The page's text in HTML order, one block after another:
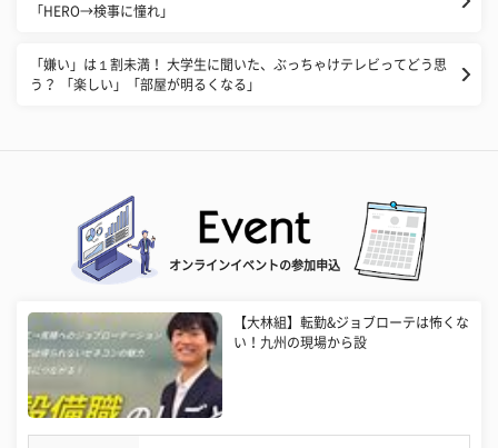
「​HERO→検事に憧れ」
「嫌い」は１割未満！ 大学生に聞いた、ぶっちゃけテレビってどう思
う？ 「楽しい」「部屋が明るくなる」
オンラインイベントの参加申込
【大林組】転勤&ジョブローテは怖くな
い！九州の現場から設